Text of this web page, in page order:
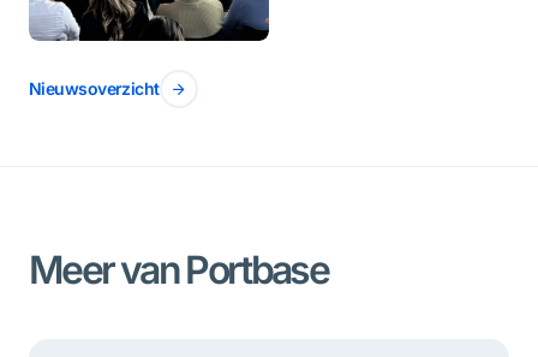
Nieuwsoverzicht
Meer van Portbase